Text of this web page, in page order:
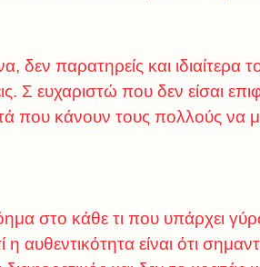
δεν παρατηρείς και ιδιαίτερα
ευχαριστώ που δεν είσαι
που κάνουν τους πολλούς να
στο κάθε τι που υπάρχει
η αυθεντικότητα είναι ότι